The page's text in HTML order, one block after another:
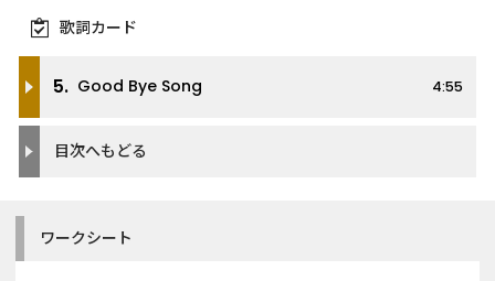
歌詞カード
5. Good Bye Song 4:55
目次へもどる
ワークシート